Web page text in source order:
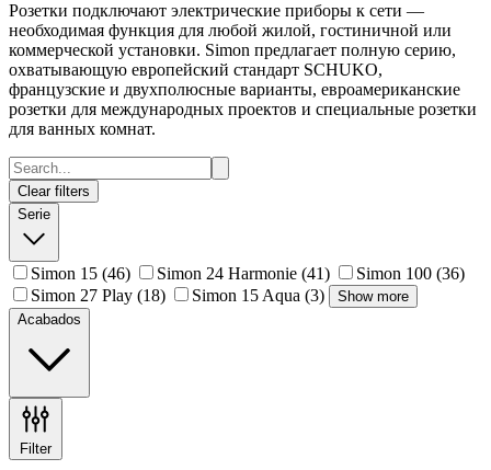
Розетки подключают электрические приборы к сети —
необходимая функция для любой жилой, гостиничной или
коммерческой установки. Simon предлагает полную серию,
охватывающую европейский стандарт SCHUKO,
французские и двухполюсные варианты, евроамериканские
розетки для международных проектов и специальные розетки
для ванных комнат.
Clear filters
Serie
Simon 15 (46) Simon 24 Harmonie (41) Simon 100 (36)
Simon 27 Play (18) Simon 15 Aqua (3)
Show more
Acabados
Filter